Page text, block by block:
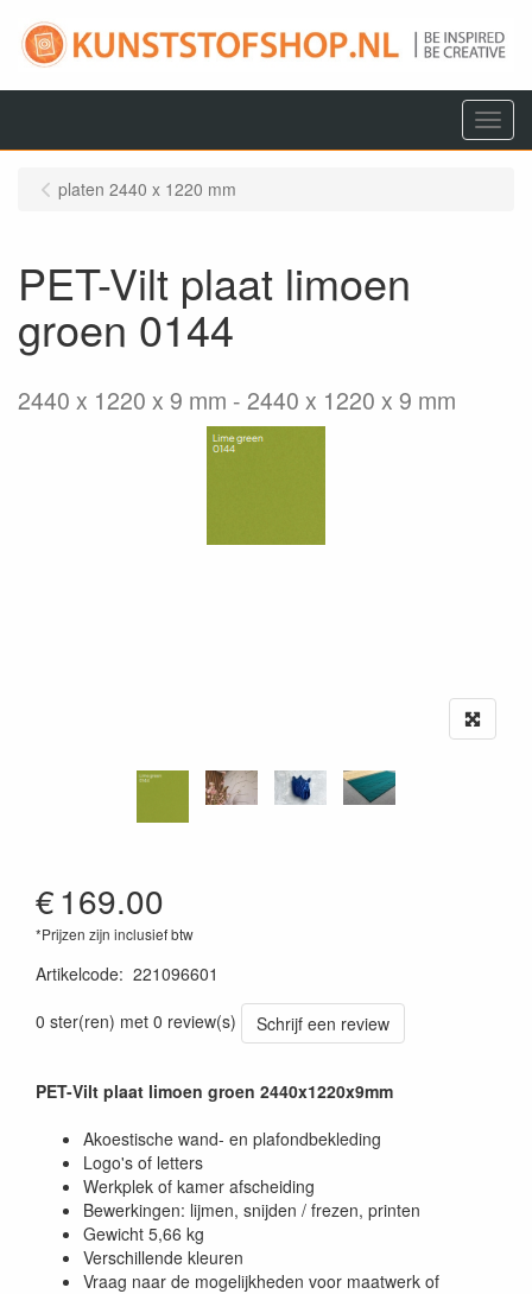
Menu
platen 2440 x 1220 mm
PET-Vilt plaat limoen
groen 0144
2440 x 1220 x 9 mm 2440 x 1220 x 9 mm
€169.00
*Prijzen zijn inclusief btw
Artikelcode: 221096601
0 ster(ren) met 0 review(s)
Schrijf een review
PET-Vilt plaat limoen groen 2440x1220x9mm
Akoestische wand- en plafondbekleding
Logo's of letters
Werkplek of kamer afscheiding
Bewerkingen: lijmen, snijden / frezen, printen
Gewicht 5,66 kg
Verschillende kleuren
Vraag naar de mogelijkheden voor maatwerk of